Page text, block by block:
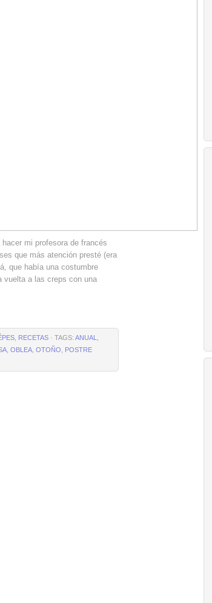
mi profesora de francés
que más atención presté (era
que había una costumbre
vuelta a las creps con una
RECETAS · TAGS: ANUAL
OBLEA OTOÑO
POSTRE